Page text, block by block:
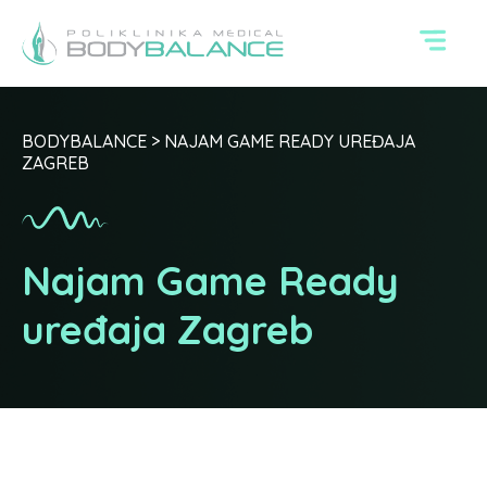
Najam Game Ready
uređaja Zagreb
BODYBALANCE > NAJAM GAME READY UREĐAJA
ZAGREB